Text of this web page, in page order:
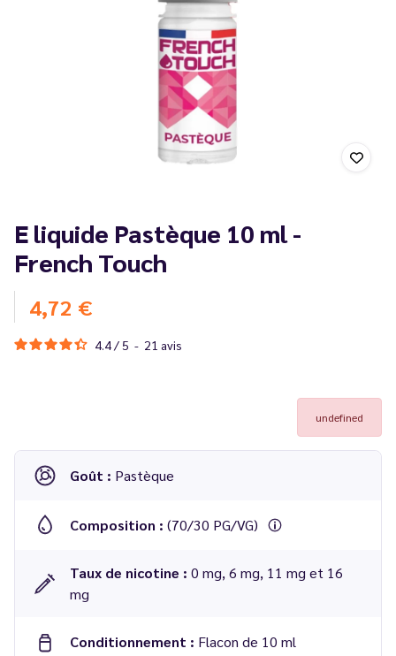
E liquide Pastèque 10 ml -
French Touch
4,72 €
4.4/ 5 - 21 avis
undefined
Goût : Pastèque
Composition : (70/30 PG/VG)
Taux de nicotine : 0 mg, 6 mg, 11 mg et 16
mg
Conditionnement : Flacon de 10 ml